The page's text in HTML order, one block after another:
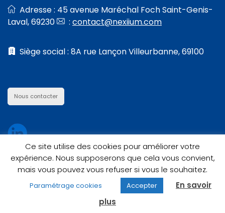
Adresse : 45 avenue Maréchal Foch Saint-Genis-
Laval, 69230
: contact@nexiium.com
Siège social : 8A rue Lançon Villeurbanne, 69100
Nous contacter
Ce site utilise des cookies pour améliorer votre
expérience. Nous supposerons que cela vous convient,
mais vous pouvez vous refuser si vous le souhaitez.
Paramétrage cookies Accepter
En savoir
plus